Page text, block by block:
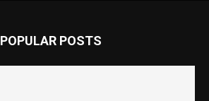
POPULAR POSTS